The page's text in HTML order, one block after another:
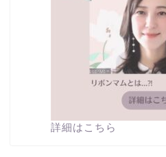
詳細はこちら